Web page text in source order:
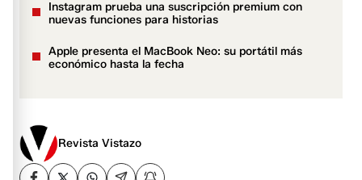
Instagram prueba una suscripción premium con
nuevas funciones para historias
Apple presenta el MacBook Neo: su portátil más
económico hasta la fecha
Revista Vistazo